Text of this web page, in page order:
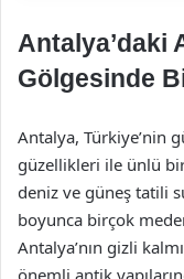
Antalya’daki
Gölgesinde
Antalya, Türkiye’nin
güzellikleri ile ünlü
deniz ve güneş tatili
boyunca birçok
Antalya’nın gizli
önemli antik